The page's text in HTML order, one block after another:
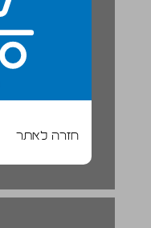
חזרה לאתר